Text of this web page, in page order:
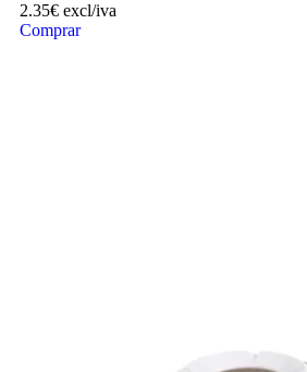
2.35€ excl/iva
Comprar